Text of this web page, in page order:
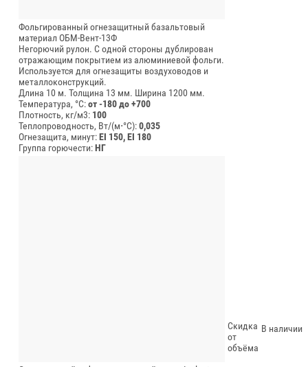
Фольгированный огнезащитный базальтовый
материал ОБМ-Вент-13Ф
Негорючий рулон. С одной стороны дублирован
отражающим покрытием из алюминиевой фольги.
Используется для огнезащиты воздуховодов и
металлоконструкций.
Длина 10 м. Толщина 13 мм. Ширина 1200 мм.
Температура, °C:от -180 до +700
Плотность, кг/м3: 100
Теплопроводность, Вт/(м⋅°С):0,035
Огнезащита, минут:EI 150, EI 180
Группа горючести:НГ
Скидка
от
объёма
В наличии